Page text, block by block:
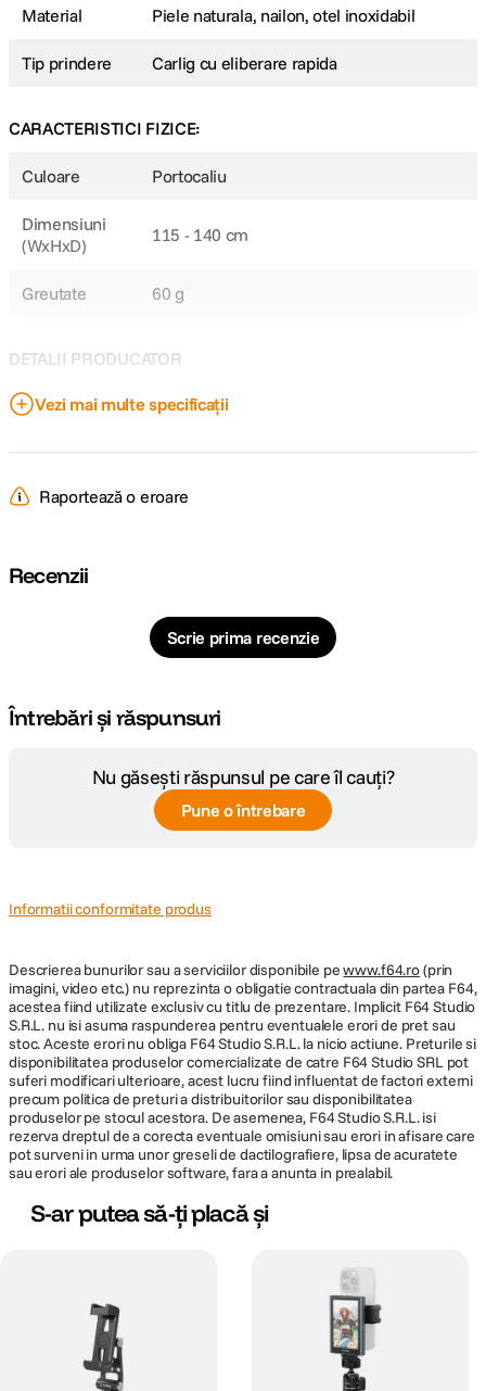
Material Piele naturala, nailon, otel inoxidabil
Tip prindere Carlig cu eliberare rapida
CARACTERISTICI FIZICE:
Culoare Portocaliu
Dimensiuni
(WxHxD)
115 - 140 cm
Greutate 60 g
DETALII PRODUCATOR
Cod producator 133131
Pagina
https://www.smallrig.com/eu/FilMov-
Vezi mai multe specificații
Raportează o eroare
Recenzii
Scrie prima recenzie
Întrebări și răspunsuri
Nu găsești răspunsul pe care îl cauți?
Pune o întrebare
Informatii conformitate produs
Descrierea bunurilor sau a serviciilor disponibile pewww.f64.ro(prin
imagini, video etc.) nu reprezinta o obligatie contractuala din partea F64,
acestea fiind utilizate exclusiv cu titlu de prezentare. Implicit F64 Studio
S.R.L. nu isi asuma raspunderea pentru eventualele erori de pret sau
stoc. Aceste erori nu obliga F64 Studio S.R.L. la nicio actiune. Preturile si
disponibilitatea produselor comercializate de catre F64 Studio SRL pot
suferi modificari ulterioare, acest lucru fiind influentat de factori externi
precum politica de preturi a distribuitorilor sau disponibilitatea
produselor pe stocul acestora. De asemenea, F64 Studio S.R.L. isi
rezerva dreptul de a corecta eventuale omisiuni sau erori in afisare care
pot surveni in urma unor greseli de dactilografiere, lipsa de acuratete
sau erori ale produselor software, fara a anunta in prealabil.
S-ar putea să-ți placă și